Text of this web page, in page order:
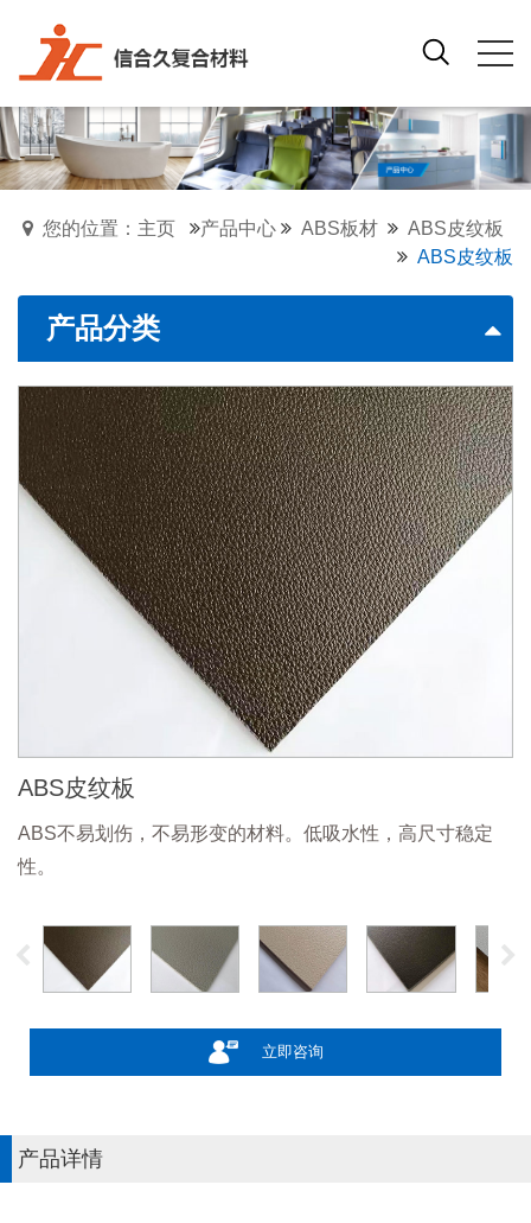
您的位置：主页 产品中心 ABS板材
ABS皮纹板
ABS皮纹板
产品分类
ABS皮纹板
ABS不易划伤，不易形变的材料。低吸水性，高尺寸稳定
性。
立即咨询
产品详情